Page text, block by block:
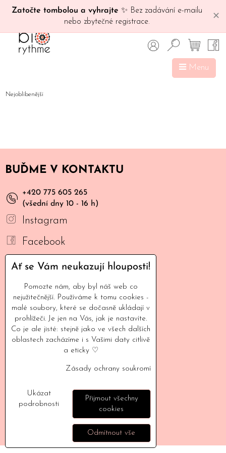
Zatočte tombolou a vyhrajte ✨ Bez zadávání e-mailu
nebo zbytečné registrace.
✕
Menu
Nejoblíbenější
BUĎME V KONTAKTU
+420 775 605 265
(všední dny 10 - 16 h)
Instagram
Facebook
YouTube
Mail
INFORMACE
Naše filozofie
Kontaktujte nás
Vyšlo v médiích
Velkoodběratelé
Doprava a poštovné
Vrácení a reklamace
Ať se Vám neukazují hlouposti!
Pomozte nám, aby byl náš web co
nejužitečnější. Používáme k tomu cookies -
malé soubory, které se dočasně ukládají v
prohlížeči. Je jen na Vás, jak je nastavíte.
Co je ale jisté: stejně jako ve všech dalších
oblastech zacházíme i s Vašimi daty citlivě
a eticky ♡
Zásady ochrany soukromí
Ukázat
podrobnosti
Přijmout všechny
cookies
Odmítnout vše